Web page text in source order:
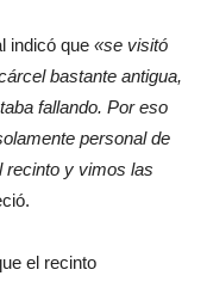
indicó que «se visitó
bastante antigua,
fallando. Por eso
personal de
recinto y vimos las
el recinto